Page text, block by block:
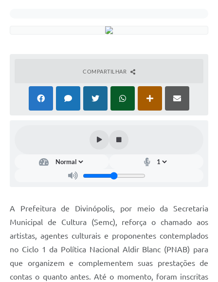
COMPARTILHAR
A Prefeitura de Divinópolis, por meio da Secretaria
Municipal de Cultura (Semc), reforça o chamado aos
artistas, agentes culturais e proponentes contemplados
no Ciclo 1 da Política Nacional Aldir Blanc (PNAB) para
que organizem e complementem suas prestações de
contas o quanto antes. Até o momento, foram inscritas